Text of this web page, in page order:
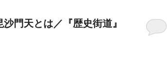
門天とは／『歴史街道』